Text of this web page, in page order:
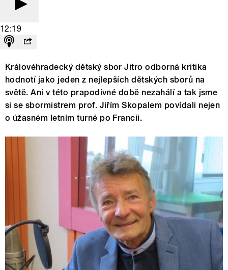
12:19
Královéhradecký dětský sbor Jitro odborná kritika
hodnotí jako jeden z nejlepších dětských sborů na
světě. Ani v této prapodivné době nezahálí a tak jsme
si se sbormistrem prof. Jiřím Skopalem povídali nejen
o úžasném letním turné po Francii.